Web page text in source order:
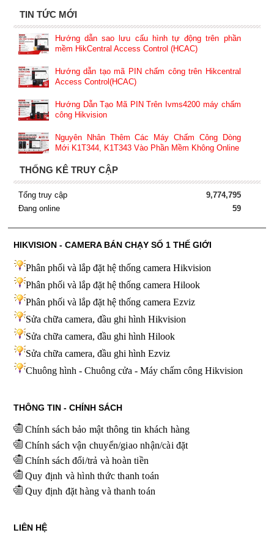
TIN TỨC MỚI
Hướng dẫn sao lưu cấu hình tự động trên phần
mềm HikCentral Access Control (HCAC)
Hướng dẫn tạo mã PIN chấm công trên Hikcentral
Access Control(HCAC)
Hướng Dẫn Tạo Mã PIN Trên Ivms4200 máy chấm
công Hikvision
Nguyên Nhân Thêm Các Máy Chấm Công Dòng
Mới K1T344, K1T343 Vào Phần Mềm Không Online
THỐNG KÊ TRUY CẬP
Tổng truy cập
9,774,795
Đang online
59
HIKVISION - CAMERA BÁN CHẠY SỐ 1 THẾ GIỚI
Phân phối và lắp đặt hệ thống camera Hikvision
Phân phối và lắp đặt hệ thống camera Hilook
Phân phối và lắp đặt hệ thống camera Ezviz
Sửa chữa camera, đầu ghi hình Hikvision
Sửa chữa camera, đầu ghi hình Hilook
Sửa chữa camera, đầu ghi hình Ezviz
Chuông hình - Chuông cửa - Máy chấm công Hikvision
THÔNG TIN - CHÍNH SÁCH
Chính sách bảo mật thông tin khách hàng
Chính sách vận chuyển/giao nhận/cài đặt
Chính sách đổi/trả và hoàn tiền
Quy định và hình thức thanh toán
Quy định đặt hàng và thanh toán
LIÊN HỆ